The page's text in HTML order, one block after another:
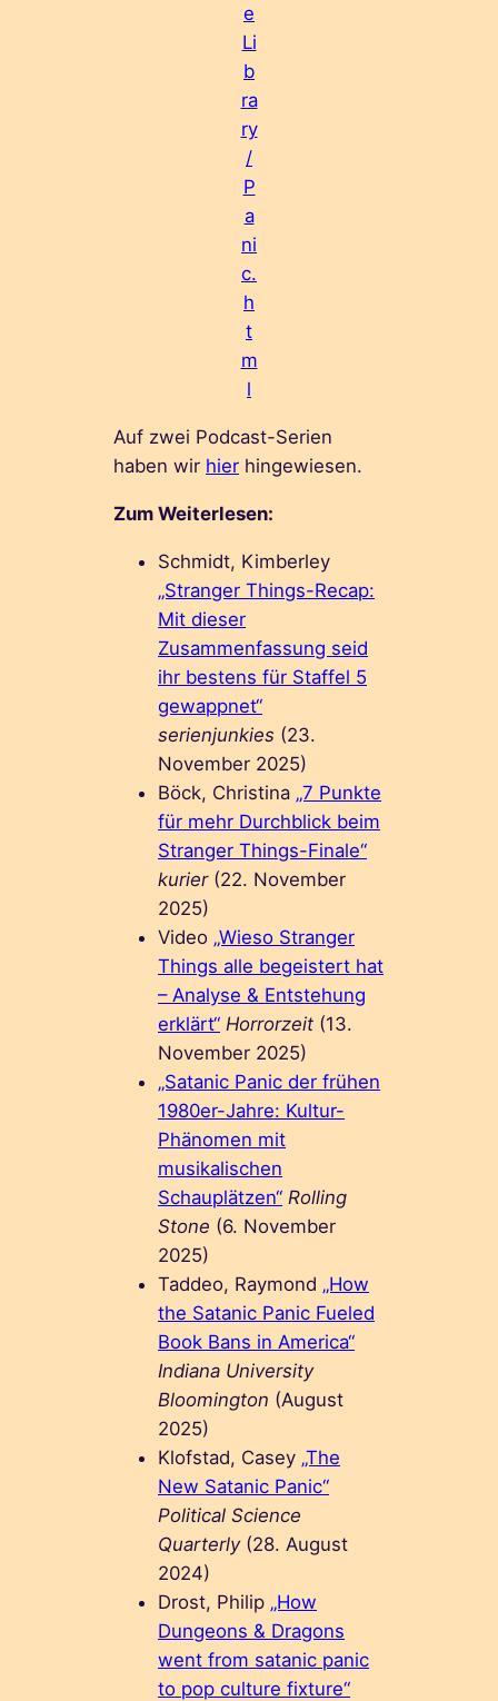
e
Li
b
ra
ry
/
P
a
ni
c.
h
t
m
l
Auf zwei Podcast-Serien
haben wir hier hingewiesen.
Zum Weiterlesen:
Schmidt, Kimberley
„Stranger Things-Recap:
Mit dieser
Zusammenfassung seid
ihr bestens für Staffel 5
gewappnet“
serienjunkies (23.
November 2025)
Böck, Christina „7 Punkte
für mehr Durchblick beim
Stranger Things-Finale“
kurier(22. November
2025)
Video „Wieso Stranger
Things alle begeistert hat
– Analyse & Entstehung
erklärt“ Horrorzeit (13.
November 2025)
„Satanic Panic der frühen
1980er-Jahre: Kultur-
Phänomen mit
musikalischen
Schauplätzen“ Rolling
Stone (6. November
2025)
Taddeo, Raymond „How
the Satanic Panic Fueled
Book Bans in America“
Indiana University
Bloomington (August
2025)
Klofstad, Casey „The
New Satanic Panic“
Political Science
Quarterly(28. August
2024)
Drost, Philip „How
Dungeons & Dragons
went from satanic panic
to pop culture fixture“